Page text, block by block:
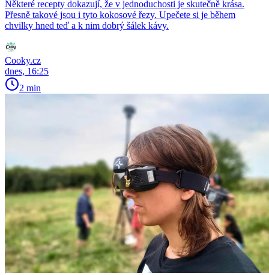
Některé recepty dokazují, že v jednoduchosti je skutečně krása.
Přesně takové jsou i tyto kokosové řezy. Upečete si je během
chvilky hned teď a k nim dobrý šálek kávy.
Cooky.cz
dnes, 16:25
2 min